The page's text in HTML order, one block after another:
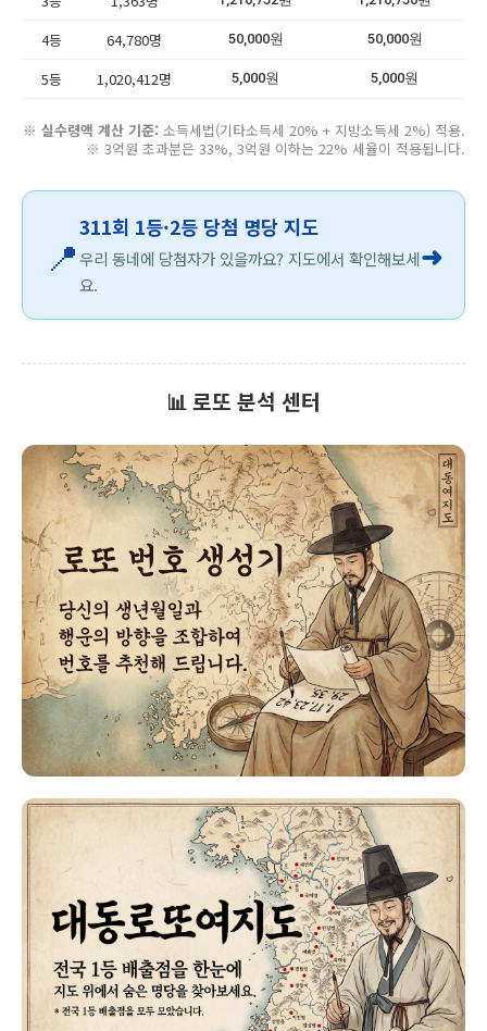
4등 64,780명 50,000원 50,000원
5등 1,020,412명 5,000원 5,000원
※ 실수령액 계산 기준: 소득세법(기타소득세 20% + 지방소득세 2%) 적용.
※ 3억원 초과분은 33%, 3억원 이하는 22% 세율이 적용됩니다.
📍
311회 1등·2등 당첨 명당 지도
우리 동네에 당첨자가 있을까요? 지도에서 확인해보세
요.
➜
📊 로또 분석 센터